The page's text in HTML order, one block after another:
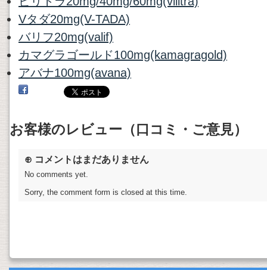
Vタダ20mg(V-TADA)
バリフ20mg(valif)
カマグラゴールド100mg(kamagragold)
アバナ100mg(avana)
お客様のレビュー（口コミ・ご意見）
⊕ コメントはまだありません
No comments yet.
Sorry, the comment form is closed at this time.